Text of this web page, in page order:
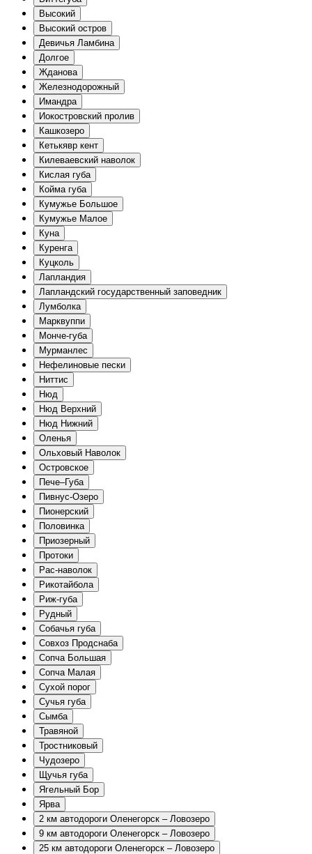
Высокий
Высокий остров
Девичья Ламбина
Долгое
Жданова
Железнодорожный
Имандра
Иокостровский пролив
Кашкозеро
Кетькявр кент
Килеваевский наволок
Кислая губа
Койма губа
Кумужье Большое
Кумужье Малое
Куна
Куренга
Куцколь
Лапландия
Лапландский государственный заповедник
Лумболка
Марквуппи
Монче-губа
Мурманлес
Нефелиновые пески
Ниттис
Нюд
Нюд Верхний
Нюд Нижний
Оленья
Ольховый Наволок
Островское
Пече–Губа
Пивнус-Озеро
Пионерский
Половинка
Приозерный
Протоки
Рас-наволок
Рикотайбола
Риж-губа
Рудный
Собачья губа
Совхоз Продснаба
Сопча Большая
Сопча Малая
Сухой порог
Сучья губа
Сымба
Травяной
Тростниковый
Чудозеро
Щучья губа
Ягельный Бор
Ярва
2 км автодороги Оленегорск – Ловозеро
9 км автодороги Оленегорск – Ловозеро
25 км автодороги Оленегорск – Ловозеро